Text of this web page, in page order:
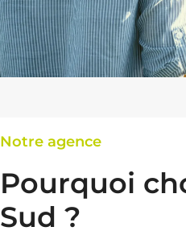
Notre agence
Pourquoi
Sud ?